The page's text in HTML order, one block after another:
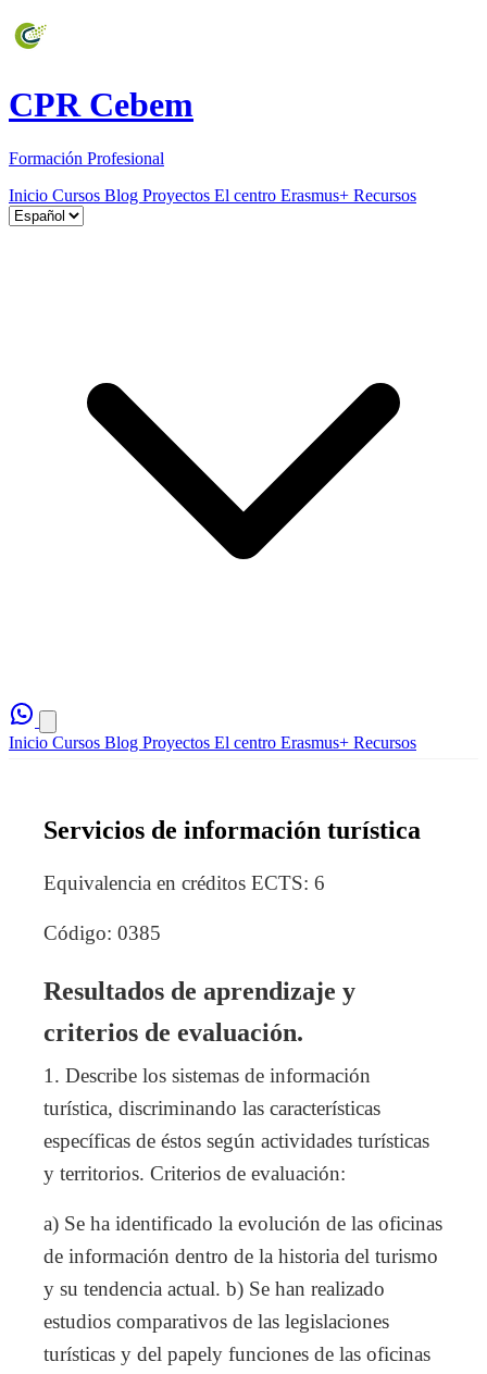
CPR Cebem
Formación Profesional
Inicio Cursos Blog Proyectos El centro Erasmus+ Recursos
Inicio Cursos Blog Proyectos El centro Erasmus+ Recursos
Servicios de información turística
Equivalencia en créditos ECTS: 6
Código: 0385
Resultados de aprendizaje y
criterios de evaluación.
1. Describe los sistemas de información
turística, discriminando las características
específicas de éstos según actividades turísticas
y territorios. Criterios de evaluación:
a) Se ha identificado la evolución de las oficinas
de información dentro de la historia del turismo
y su tendencia actual. b) Se han realizado
estudios comparativos de las legislaciones
turísticas y del papely funciones de las oficinas